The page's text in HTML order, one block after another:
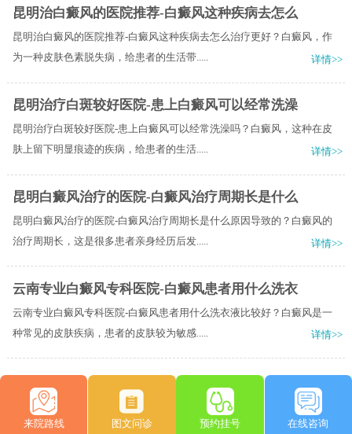
昆明治白癜风的医院推荐-白癜风这种疾病去怎么
昆明治白癜风的医院推荐-白癜风这种疾病去怎么治疗更好？白癜风，作
为一种皮肤色素脱失病，给患者的生活带.....
详情>>
昆明治疗白斑较好医院-患上白癜风可以经常洗澡
昆明治疗白斑较好医院-患上白癜风可以经常洗澡吗？白癜风，这种在皮
肤上留下明显痕迹的疾病，给患者的生活.....
详情>>
昆明白癜风治疗的医院-白癜风治疗周期长是什么
昆明白癜风治疗的医院-白癜风治疗周期长是什么原因导致的？白癜风的
治疗周期长，这是很多患者亲身经历后发.....
详情>>
云南专业白癜风专科医院-白癜风患者用什么洗衣
云南专业白癜风专科医院-白癜风患者用什么洗衣液比较好？白癜风是一
种常见的皮肤疾病，患者的皮肤较为敏感.....
详情>>
来院路线 图文问诊 预约挂号 在线咨询